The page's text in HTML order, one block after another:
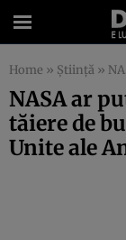
Home » Știință »
NASA ar
tăiere de
Unite ale